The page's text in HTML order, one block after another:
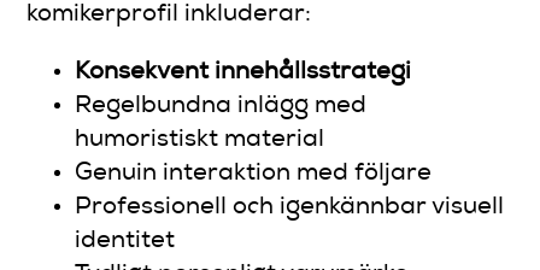
komikerprofil inkluderar:
Konsekvent innehållsstrategi
Regelbundna inlägg med
humoristiskt material
Genuin interaktion med följare
Professionell och igenkännbar visuell
identitet